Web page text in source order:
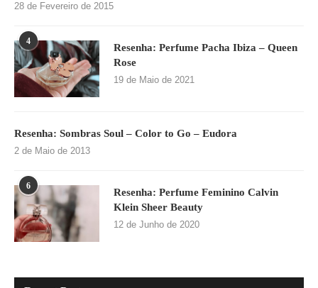
28 de Fevereiro de 2015
4
Resenha: Perfume Pacha Ibiza – Queen
Rose
19 de Maio de 2021
Resenha: Sombras Soul – Color to Go – Eudora
2 de Maio de 2013
6
Resenha: Perfume Feminino Calvin
Klein Sheer Beauty
12 de Junho de 2020